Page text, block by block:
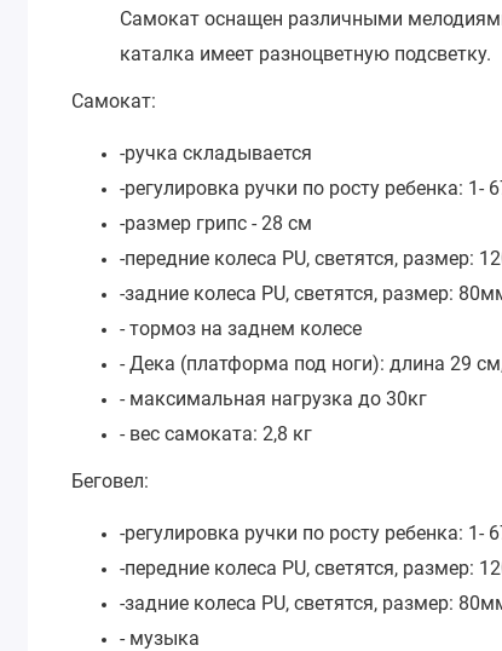
Самокат оснащен различными
каталка имеет разноцветную подсветку.
Самокат:
-ручка складывается
-регулировка ручки по росту ребенка: 1-
-размер грипс - 28 см
-передние колеса PU, светятся, размер:
-задние колеса PU, светятся, размер:
- тормоз на заднем колесе
- Дека (платформа под ноги): длина 29
- максимальная нагрузка до 30кг
- вес самоката: 2,8 кг
Беговел:
-регулировка ручки по росту ребенка: 1-
-передние колеса PU, светятся, размер:
-задние колеса PU, светятся, размер:
- музыка